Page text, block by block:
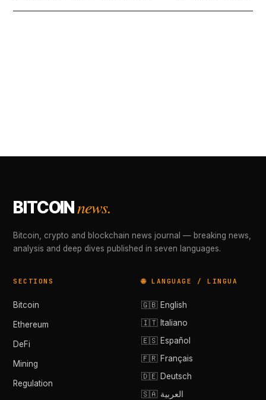
BITCOINnews.
Bitcoin, crypto and blockchain news journal — breaking news,
analysis and deep dives published in seven languages.
SECTIONS
Bitcoin
Ethereum
DeFi
Mining
Regulation
🌐 LANGUAGE / LINGUA
🇬🇧 English
🇮🇹 Italiano
🇪🇸 Español
🇫🇷 Français
🇩🇪 Deutsch
🇸🇦 العربية